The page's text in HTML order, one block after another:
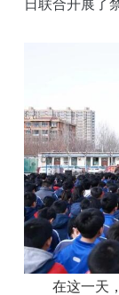
日联合开展了
在这一天，